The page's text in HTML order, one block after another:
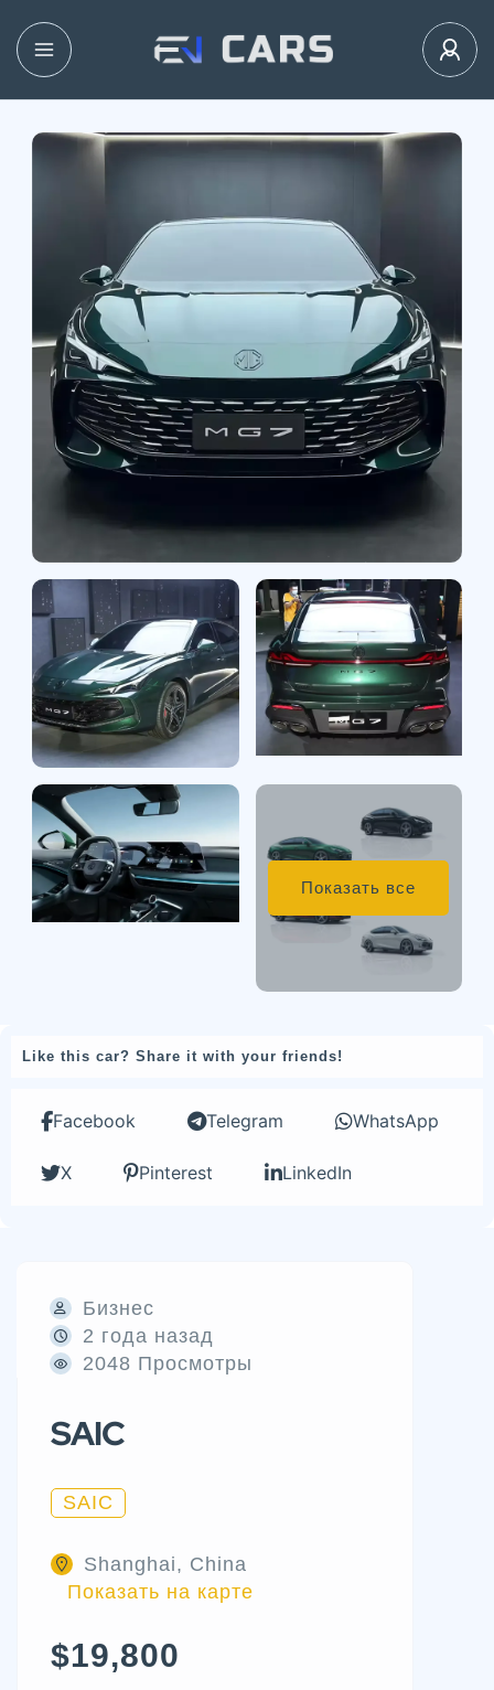
Показать все
Like this car? Share it with your friends!
Facebook Telegram WhatsApp
X Pinterest LinkedIn
Бизнес
2 года назад
2048 Просмотры
SAIC
SAIC
Shanghai, China
Показать на карте
$19,800